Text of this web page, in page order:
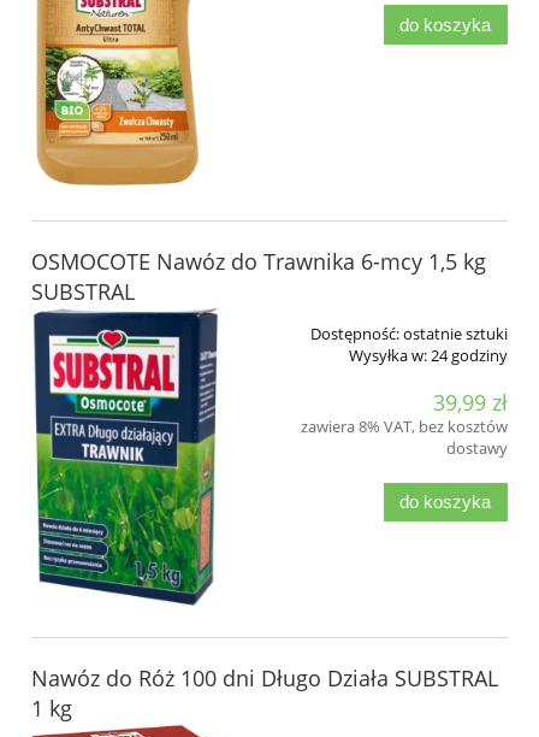
do koszyka
OSMOCOTE Nawóz do Trawnika 6-mcy 1,5 kg
SUBSTRAL
Dostępność:ostatnie sztuki
Wysyłka w: 24 godziny
39,99 zł
zawiera 8% VAT, bez kosztów
dostawy
do koszyka
Nawóz do Róż 100 dni Długo Działa SUBSTRAL
1 kg